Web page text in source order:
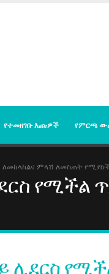
የተመዘገቡ እጩዎች የምርጫ
ምላሽ ለመስጠት
የሚችል
ሊደርስ